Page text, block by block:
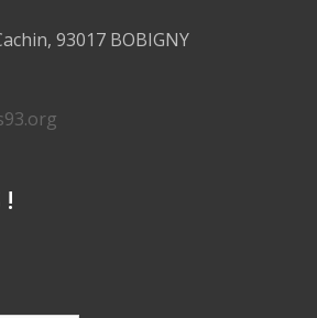
93017 BOBIGNY
!